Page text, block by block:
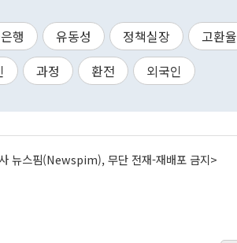
행 유동성 정책실장
고환율
과정 환전 외국인
뉴스핌(Newspim), 무단 전재-재배포 금지>